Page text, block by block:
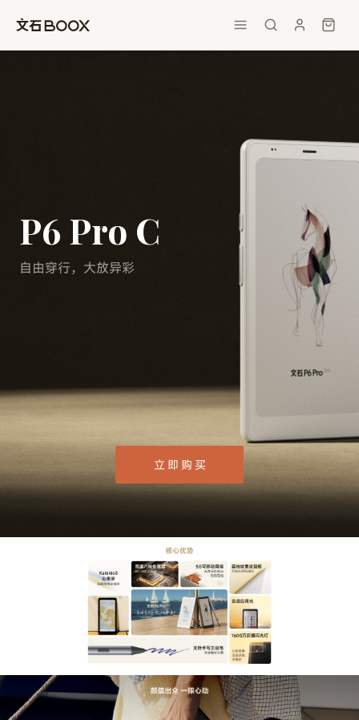
P6 Pro C
自由穿行，大放异彩
立 即 购 买